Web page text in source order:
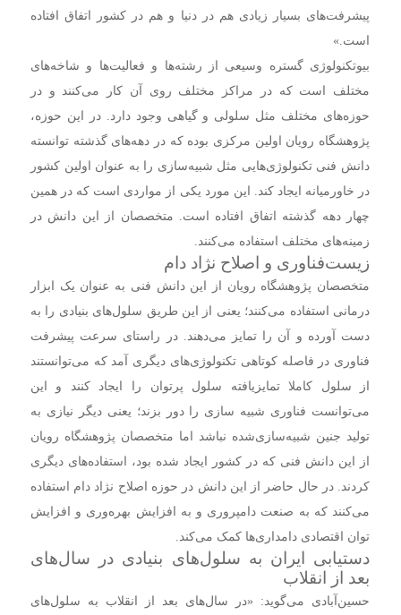
پیشرفت‌های بسیار زیادی هم در دنیا و هم در کشور اتفاق افتاده
است.»
بیوتکنولوژی گستره وسیعی از رشته‌ها و فعالیت‌ها و شاخه‌های
مختلف است که در مراکز مختلف روی آن کار می‌کنند و در
حوزه‌های مختلف مثل سلولی و گیاهی وجود دارد. در این حوزه،
پژوهشگاه رویان اولین مرکزی بوده که در دهه‌های گذشته توانسته
دانش فنی تکنولوژی‌هایی مثل شبیه‌سازی را به عنوان اولین کشور
در خاورمیانه ایجاد کند. این مورد یکی از مواردی است که در همین
چهار دهه گذشته اتفاق افتاده است. متخصصان از این دانش در
زمینه‌های مختلف استفاده می‌کنند.
زیست‌فناوری و اصلاح نژاد دام
متخصصان پژوهشگاه رویان از این دانش فنی به عنوان یک ابزار
درمانی استفاده می‌کنند؛ یعنی از این طریق سلول‌های بنیادی را به
دست آورده و آن را تمایز می‌دهند. در راستای سرعت پیشرفت
فناوری در فاصله کوتاهی تکنولوژی‌های دیگری آمد که می‌توانستند
از سلول کاملا تمایزیافته سلول پرتوان را ایجاد کنند و این
می‌توانست فناوری شبیه سازی را دور بزند؛ یعنی دیگر نیازی به
تولید جنین شبیه‌سازی‌شده نباشد اما متخصصان پژوهشگاه رویان
از این دانش فنی که در کشور ایجاد شده بود، استفاده‌های دیگری
کردند. در حال حاضر از این دانش در حوزه اصلاح نژاد دام استفاده
می‌کنند که به صنعت دامپروری و به افزایش بهره‌وری و افزایش
توان اقتصادی دامداری‌ها کمک می‌کند.
دستیابی ایران به سلول‌های بنیادی در سال‌های
بعد از انقلاب
حسین‌آبادی می‌گوید: «در سال‌های بعد از انقلاب به سلول‌های